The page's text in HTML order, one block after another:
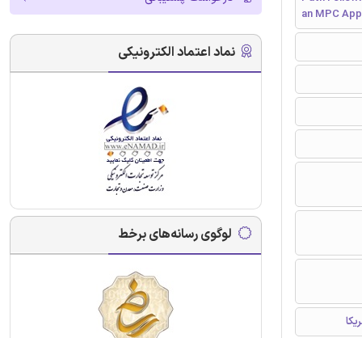
an MPC
نماد اعتماد الکترونیکی
لوگوی رسانه‌های برخط